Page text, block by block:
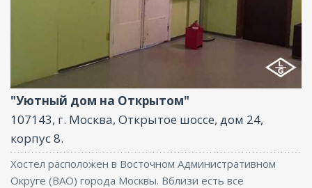
Парковка, Интернет
"Уютный дом на Открытом"
107143, г. Москва, Открытое шоссе, дом 24,
корпус 8.
Хостел расположен в Восточном Административном
Округе (ВАО) города Москвы. Вблизи есть все